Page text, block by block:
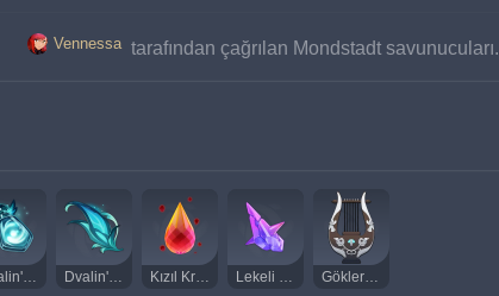
Vennessa tarafından çağrılan Mondstadt savunucuları.
Dvalin'in Nefesi Dvalin'in Tüyü Kızıl Kristal Lekeli Kan Göklerin Kutsal Liri